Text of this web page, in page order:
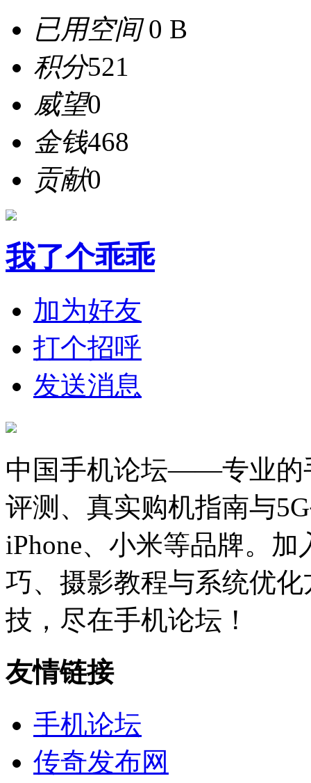
已用空间0 B
积分521
威望0
金钱468
贡献0
我了个乖乖
加为好友
打个招呼
发送消息
中国手机论坛——专业的
评测、真实购机指南与
iPhone、小米等品牌。
巧、摄影教程与系统优
技，尽在手机论坛！
友情链接
手机论坛
传奇发布网